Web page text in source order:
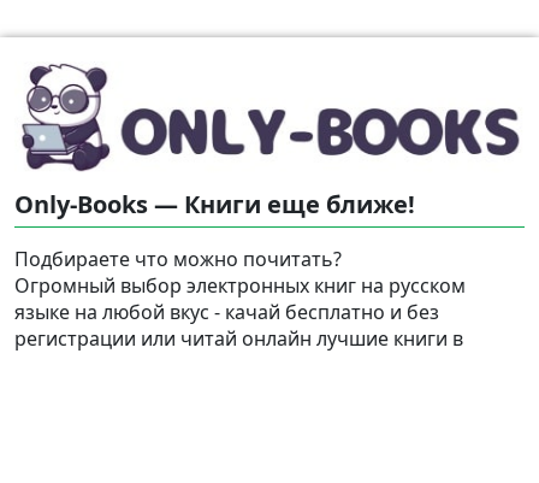
Only-Books — Книги еще ближе!
Подбираете что можно почитать?
Огромный выбор электронных книг на русском
языке на любой вкус - качай бесплатно и без
регистрации или читай онлайн лучшие книги в